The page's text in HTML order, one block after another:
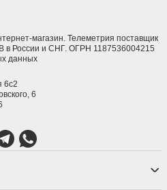
в интерьерном
торговых точках,
освещении и других
и гибкое освещение.
низким энергопотреблением,
цветовых вариантов и
Они могут быть легко
в использовании для
эффектов.
магазин. Телеметрия поставщик
в России и СНГ. ОГРН 1187536004215
данных
6с2
6